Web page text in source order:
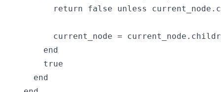
return false unless
current_node =
    end
    true
  end